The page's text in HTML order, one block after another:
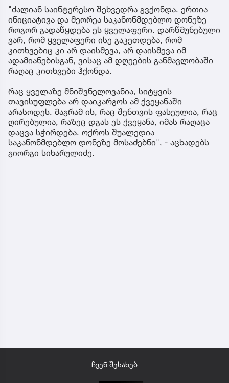
"ძალიან საინტერესო შეხვედრა გვქონდა. ერთია
ინიციატივა და მეორეა საკანონმდებლო დონეზე
როგორ გადაწყდება ეს ყველაფერი. დარწმუნებული
ვარ, რომ ყველაფერი ისე გაკეთდება, რომ
კითხვებიც კი არ დაისმევა, არ დაისმევა იმ
ადამიანებისგან, ვისაც ამ დღეების განმავლობაში
რაღაც კითხვები ჰქონდა.
რაც ყველაზე მნიშვნელოვანია, სიტყვის
თავისუფლება არ დაიკარგოს ამ ქვეყანაში
არასოდეს. მაგრამ ის, რაც შენთვის ფასეულია, რაც
ღირებულია, რაზეც დგას ეს ქვეყანა, იმას რაღაცა
დაცვა სჭირდება. ოქროს შუალედია
საკანონმდებლო დონეზე მოსაძებნი", - აცხადებს
გიორგი სიხარულიძე.
ჩვენ შესახებ